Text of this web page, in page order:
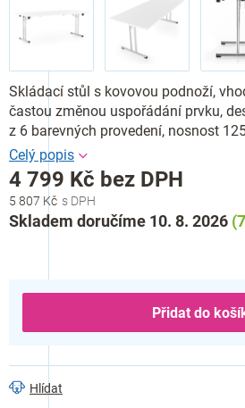
5 807 Kč
4 799 Kč bez DPH
Měrná
cena:
Skladem doručíme 10. 8. 2026
Přidat do
Skládací stůl s kovovou podnoží,
častou změnou uspořádání prvku,
z 6 barevných provedení, nosnost
Hlídat